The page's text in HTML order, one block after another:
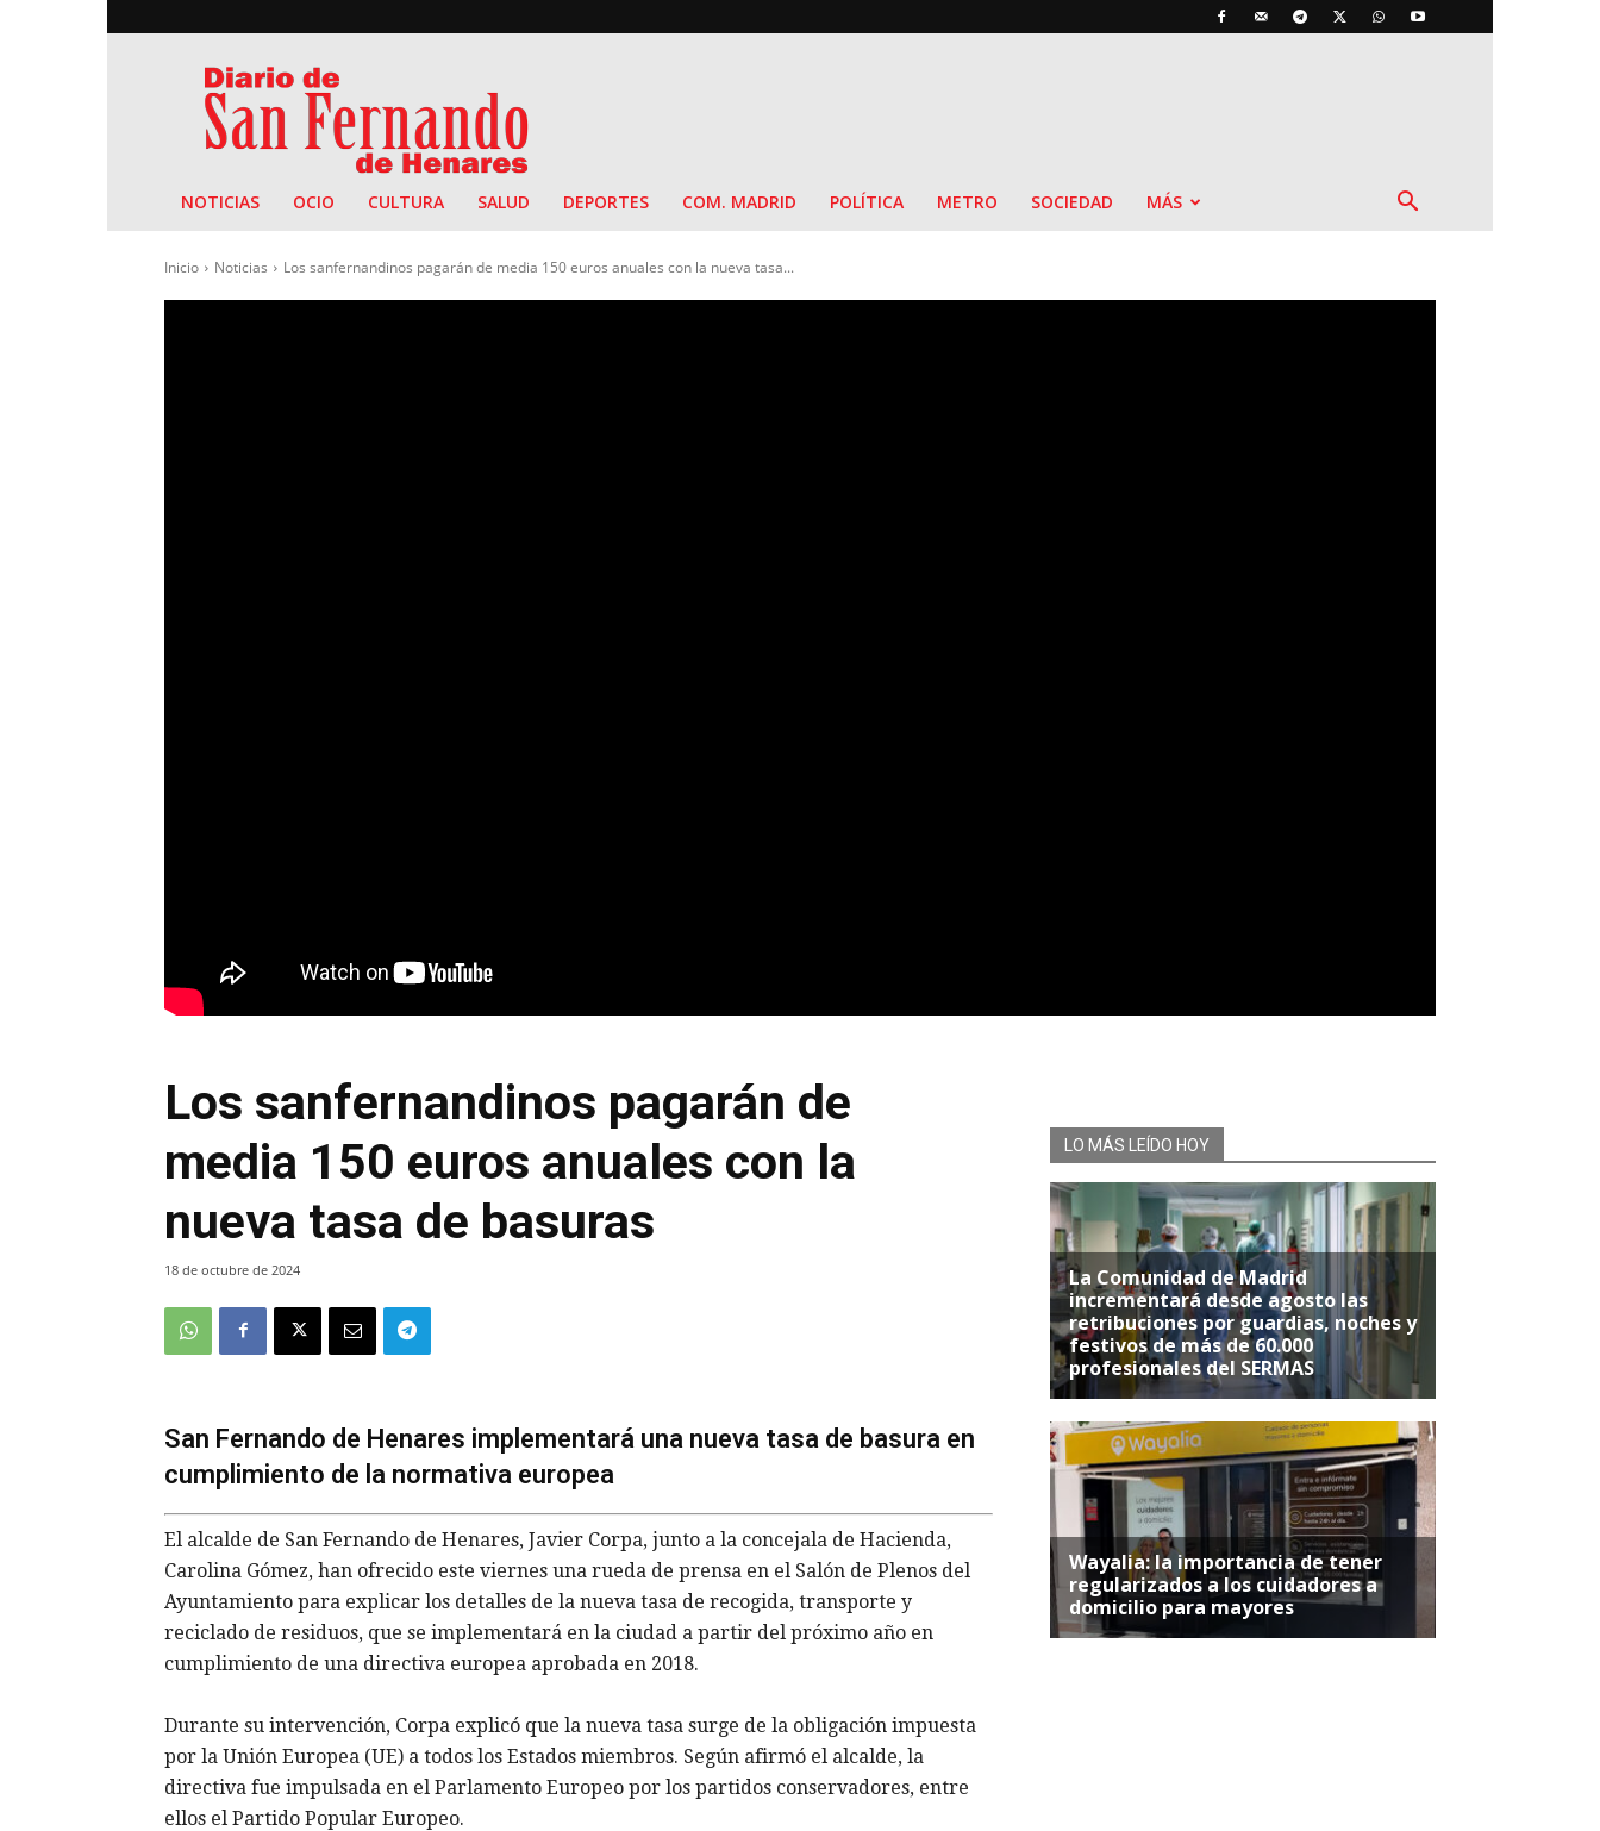
Diario
de
San
NOTICIAS OCIO CULTURA SALUD DEPORTES COM. MADRID POLÍTICA METRO SOCIEDAD MÁS
Inicio Noticias Los sanfernandinos pagarán de media 150 euros anuales con la nueva tasa...
Los sanfernandinos pagarán de
media 150 euros anuales con la
nueva tasa de basuras
18 de octubre de 2024
San Fernando de Henares implementará una nueva tasa de basura en
cumplimiento de la normativa europea
El alcalde de San Fernando de Henares, Javier Corpa, junto a la concejala de Hacienda,
Carolina Gómez, han ofrecido este viernes una rueda de prensa en el Salón de Plenos del
Ayuntamiento para explicar los detalles de la nueva tasa de recogida, transporte y
reciclado de residuos, que se implementará en la ciudad a partir del próximo año en
cumplimiento de una directiva europea aprobada en 2018.
Durante su intervención, Corpa explicó que la nueva tasa surge de la obligación impuesta
por la Unión Europea (UE) a todos los Estados miembros. Según afirmó el alcalde, la
directiva fue impulsada en el Parlamento Europeo por los partidos conservadores, entre
ellos el Partido Popular Europeo.
LO MÁS LEÍDO HOY